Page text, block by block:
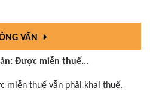
VẤN
Được miễn thuế...
miễn thuế vẫn phải khai thuế.